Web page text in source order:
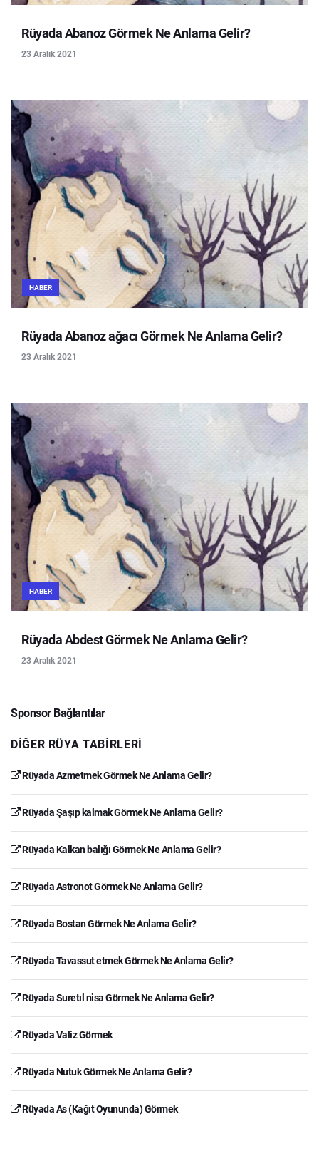
Rüyada Abanoz Görmek Ne Anlama Gelir?
23 Aralık 2021
HABER
Rüyada Abanoz ağacı Görmek Ne Anlama Gelir?
23 Aralık 2021
HABER
Rüyada Abdest Görmek Ne Anlama Gelir?
23 Aralık 2021
Sponsor Bağlantılar
DIĞER RÜYA TABIRLERI
Rüyada Azmetmek Görmek Ne Anlama Gelir?
Rüyada Şaşıp kalmak Görmek Ne Anlama Gelir?
Rüyada Kalkan balığı Görmek Ne Anlama Gelir?
Rüyada Astronot Görmek Ne Anlama Gelir?
Rüyada Bostan Görmek Ne Anlama Gelir?
Rüyada Tavassut etmek Görmek Ne Anlama Gelir?
Rüyada Suretıl nisa Görmek Ne Anlama Gelir?
Rüyada Valiz Görmek
Rüyada Nutuk Görmek Ne Anlama Gelir?
Rüyada As (Kağıt Oyununda) Görmek